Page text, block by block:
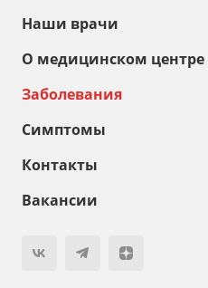
Наши врачи
О медицинском центре
Заболевания
Симптомы
Контакты
Вакансии